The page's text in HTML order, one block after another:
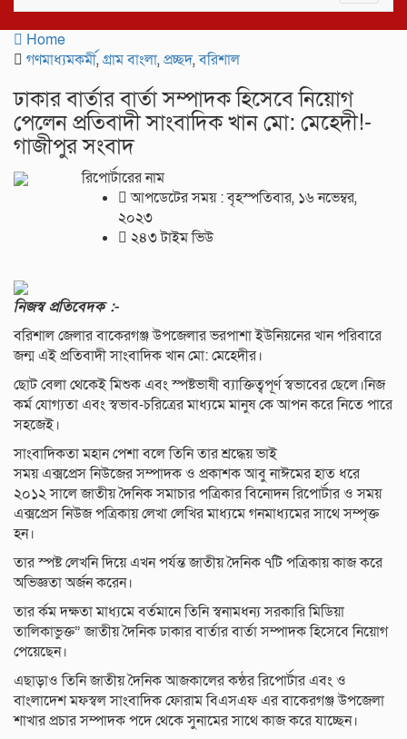
Home
গণমাধ্যমকর্মী,গ্রাম বাংলা,প্রচ্ছদ,বরিশাল
ঢাকার বার্তার বার্তা সম্পাদক হিসেবে নিয়োগ
পেলেন প্রতিবাদী সাংবাদিক খান মো: মেহেদী!-
গাজীপুর সংবাদ
রিপোর্টারের নাম
আপডেটের সময় : বৃহস্পতিবার, ১৬ নভেম্বর,
২০২৩
২৪৩ টাইম ভিউ
নিজস্ব প্রতিবেদক :-
বরিশাল জেলার বাকেরগঞ্জ উপজেলার ভরপাশা ইউনিয়নের খান পরিবারে
জন্ম এই প্রতিবাদী সাংবাদিক খান মো: মেহেদীর।
ছোট বেলা থেকেই মিশুক এবং স্পষ্টভাষী ব্যাক্তিত্বপূর্ণ স্বভাবের ছেলে।নিজ
কর্ম যোগ্যতা এবং স্বভাব-চরিত্রের মাধ্যমে মানুষ কে আপন করে নিতে পারে
সহজেই।
সাংবাদিকতা মহান পেশা বলে তিনি তার শ্রদ্ধেয় ভাই
সময় এক্সপ্রেস নিউজের সম্পাদক ও প্রকাশক আবু নাঈমের হাত ধরে
২০১২ সালে জাতীয় দৈনিক সমাচার পত্রিকার বিনোদন রিপোর্টার ও সময়
এক্সপ্রেস নিউজ পত্রিকায় লেখা লেখির মাধ্যমে গনমাধ্যমের সাথে সম্পৃক্ত
হন।
তার স্পষ্ট লেখনি দিয়ে এখন পর্যন্ত জাতীয় দৈনিক ৭টি পত্রিকায় কাজ করে
অভিজ্ঞতা অর্জন করেন।
তার র্কম দক্ষতা মাধ্যমে বর্তমানে তিনি স্বনামধন্য সরকারি মিডিয়া
তালিকাভুক্ত” জাতীয় দৈনিক ঢাকার বার্তার বার্তা সম্পাদক হিসেবে নিয়োগ
পেয়েছেন।
এছাড়াও তিনি জাতীয় দৈনিক আজকালের কন্ঠর রিপোর্টার এবং ও
বাংলাদেশ মফস্বল সাংবাদিক ফোরাম বিএসএফ এর বাকেরগঞ্জ উপজেলা
শাখার প্রচার সম্পাদক পদে থেকে সুনামের সাথে কাজ করে যাচ্ছেন।